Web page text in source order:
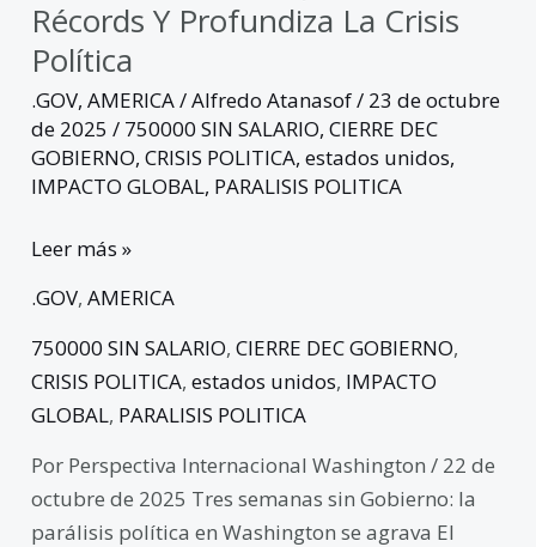
Récords Y Profundiza La Crisis
Política
.GOV,AMERICA/Alfredo Atanasof/ 23 de octubre
de 2025/ 750000 SIN SALARIO,CIERRE DEC
GOBIERNO,CRISIS POLITICA,estados unidos,
IMPACTO GLOBAL, PARALISIS POLITICA
Leer más »
.GOV,AMERICA
750000 SIN SALARIO,CIERRE DEC GOBIERNO,
CRISIS POLITICA,estados unidos, IMPACTO
GLOBAL, PARALISIS POLITICA
Por Perspectiva Internacional Washington / 22 de
octubre de 2025 Tres semanas sin Gobierno: la
parálisis política en Washington se agrava El